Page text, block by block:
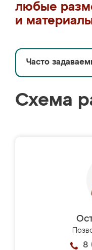
любые
и
Часто
Схема
8